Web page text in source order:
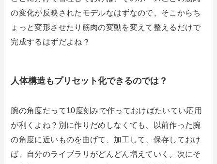
の変化が反映されたモデルなはずなので、そこからち
ょっと変形させたり筋肉の変動を変えて整えるだけで
完成するはずだよね？
人体構造もプリセット化できるのでは？
腕の角度だって10度刻みで作っておけばたいてい応用
が利くよね？別に作りだめしなくても、以前作った腕
の角度に近いものを曲げて、加工して、保存しておけ
ば、自分のライブラリがどんどん増えていく。次にそ